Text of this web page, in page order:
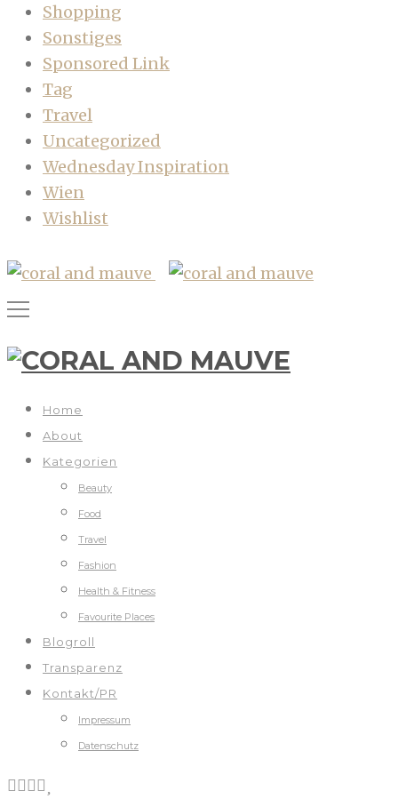
Shopping
Sonstiges
Sponsored Link
Tag
Travel
Uncategorized
Wednesday Inspiration
Wien
Wishlist
Home
About
Kategorien
Beauty
Food
Travel
Fashion
Health & Fitness
Favourite Places
Blogroll
Transparenz
Kontakt/PR
Impressum
Datenschutz